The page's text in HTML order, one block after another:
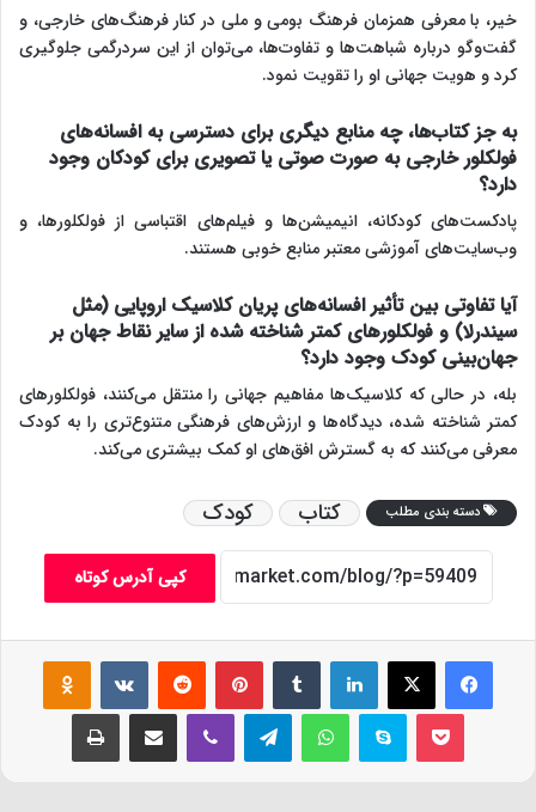
خیر، با معرفی همزمان فرهنگ بومی و ملی در کنار فرهنگ‌های خارجی، و
گفت‌وگو درباره شباهت‌ها و تفاوت‌ها، می‌توان از این سردرگمی جلوگیری
کرد و هویت جهانی او را تقویت نمود.
به جز کتاب‌ها، چه منابع دیگری برای دسترسی به افسانه‌های
فولکلور خارجی به صورت صوتی یا تصویری برای کودکان وجود
دارد؟
پادکست‌های کودکانه، انیمیشن‌ها و فیلم‌های اقتباسی از فولکلورها، و
وب‌سایت‌های آموزشی معتبر منابع خوبی هستند.
آیا تفاوتی بین تأثیر افسانه‌های پریان کلاسیک اروپایی (مثل
سیندرلا) و فولکلورهای کمتر شناخته شده از سایر نقاط جهان بر
جهان‌بینی کودک وجود دارد؟
بله، در حالی که کلاسیک‌ها مفاهیم جهانی را منتقل می‌کنند، فولکلورهای
کمتر شناخته شده، دیدگاه‌ها و ارزش‌های فرهنگی متنوع‌تری را به کودک
معرفی می‌کنند که به گسترش افق‌های او کمک بیشتری می‌کند.
دسته بندی مطلب کتاب کودک
کپی آدرس کوتاه
فیس بوک X لینکدین ‫تامبلر ‫پین‌ترست‫رددیت ‫VKontakte
پاکت اسکایپ واتس آپ تلگرام وایبر اشتراک گذاری از طریق ایمیل چاپ